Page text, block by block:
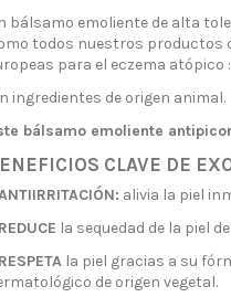
bálsamo emoliente de alta
todos nuestros productos
para el eczema atópico
ingredientes de origen animal.
bálsamo emoliente
CLAVE DE
alivia la piel
la sequedad de la piel
la piel gracias a su
de origen vegetal.